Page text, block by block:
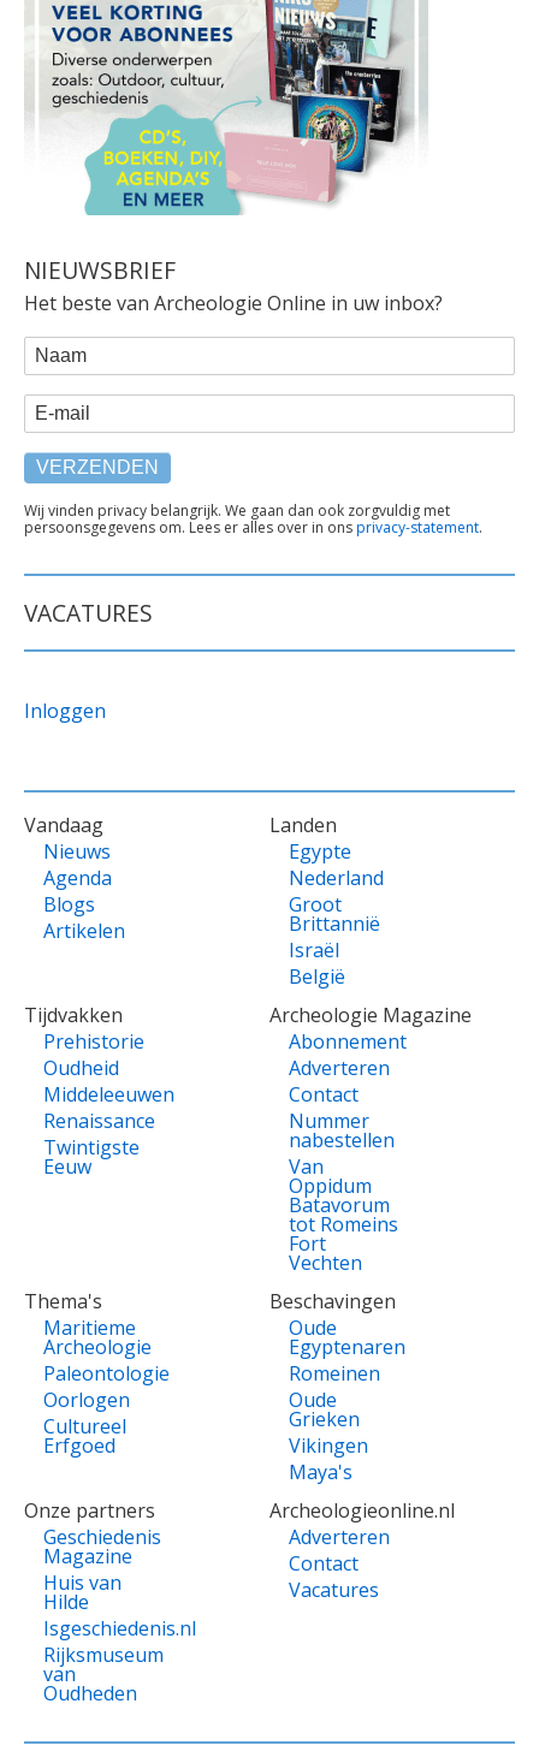
NIEUWSBRIEF
Het beste van Archeologie Online in uw inbox?
WEBFORM
Naam
E-mail
TEKST
ONDER
Wij vinden privacy belangrijk. We gaan dan ook zorgvuldig met
persoonsgegevens om. Lees er alles over in onsprivacy-statement.
VACATURES
Inloggen
VOET
Vandaag
Nieuws
Agenda
Blogs
Artikelen
Landen
Egypte
Nederland
Groot
Brittannië
Israël
België
Tijdvakken
Prehistorie
Oudheid
Middeleeuwen
Renaissance
Twintigste
Eeuw
Archeologie Magazine
Abonnement
Adverteren
Contact
Nummer
nabestellen
Van
Oppidum
Batavorum
tot Romeins
Fort
Vechten
Thema's
Maritieme
Archeologie
Paleontologie
Oorlogen
Cultureel
Erfgoed
Beschavingen
Oude
Egyptenaren
Romeinen
Oude
Grieken
Vikingen
Maya's
Onze partners
Geschiedenis
Magazine
Huis van
Hilde
Isgeschiedenis.nl
Rijksmuseum
van
Oudheden
Archeologieonline.nl
Adverteren
Contact
Vacatures